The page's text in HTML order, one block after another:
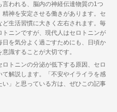
われる、脳内の神経伝達物質の1つ
神を安定させる働きがあります。セ
生活習慣に大きく左右されます。毎
ニンですが、現代人はセロトニンが
を気分よく過ごすためにも、日頃か
識することが大切です。
トニンの分泌が低下する原因、セロ
て解説します。「不安やイライラを感
」と思っている方は、ぜひこの記事